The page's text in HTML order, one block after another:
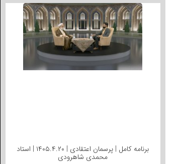
برنامه کامل | پرسمان اعتقادی | ۱۴۰۵.۴.۲۰ | استاد
محمدی شاهرودی